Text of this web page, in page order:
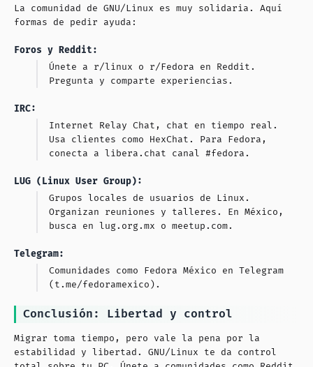
La comunidad de GNU/Linux es muy solidaria. Aquí
formas de pedir ayuda:
Foros y Reddit:
Únete a r/linux o r/Fedora en Reddit.
Pregunta y comparte experiencias.
IRC:
Internet Relay Chat, chat en tiempo real.
Usa clientes como HexChat. Para Fedora,
conecta a libera.chat canal #fedora.
LUG (Linux User Group):
Grupos locales de usuarios de Linux.
Organizan reuniones y talleres. En México,
busca en lug.org.mx o meetup.com.
Telegram:
Comunidades como Fedora México en Telegram
(t.me/fedoramexico).
Conclusión: Libertad y control
Migrar toma tiempo, pero vale la pena por la
estabilidad y libertad. GNU/Linux te da control